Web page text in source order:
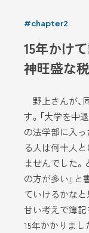
#chapter2
15年かけ
神旺盛な
野上さんが、
す。「大学を中
の法学部に入
る人は何十人
ませんでした。
の方が多い』と
ていけるかなと
甘い考えで簿記
15年かかりまし